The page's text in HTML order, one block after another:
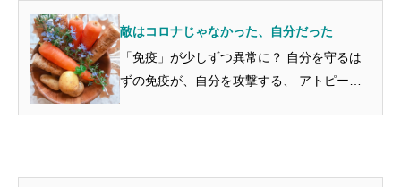
敵はコロナじゃなかった、自分だった
「免疫」が少しずつ異常に？ 自分を守るは
ずの免疫が、自分を攻撃する、 アトピーと
と、その年、患者数...